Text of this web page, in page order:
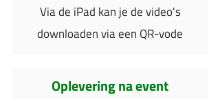
Via de iPad kan je de video's
downloaden via een QR-vode
Oplevering na event